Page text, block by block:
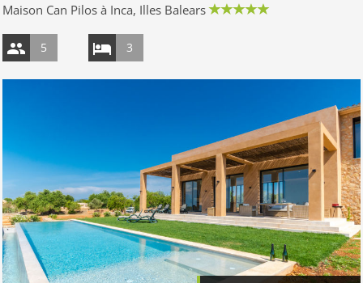
Maison Can Pilos à Inca, Illes Balears
5 3